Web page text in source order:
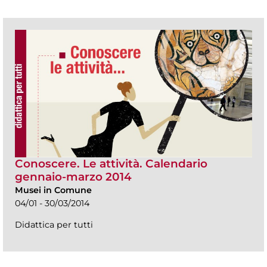
Conoscere. Le attività. Calendario
gennaio-marzo 2014
Musei in Comune
04/01 - 30/03/2014
Didattica per tutti